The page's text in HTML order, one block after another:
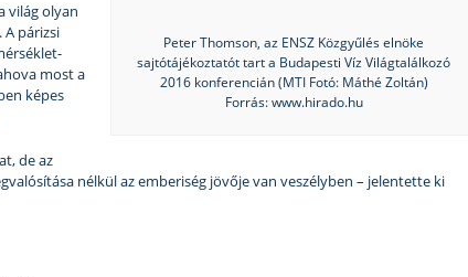
Peter Thomson, az ENSZ Közgyűlés elnöke
sajtótájékoztatót tart a Budapesti Víz Világtalálkozó
2016 konferencián (MTI Fotó: Máthé Zoltán)
Forrás: www.hirado.hu
világ olyan
párizsi
most a
képes
de az
nélkül az emberiség jövője van veszélyben – jelentette ki